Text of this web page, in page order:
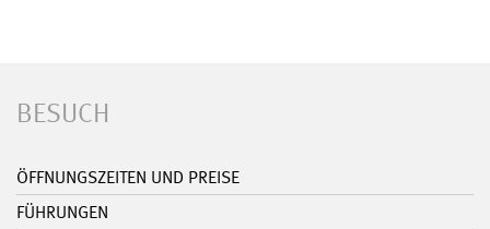
BESUCH
ÖFFNUNGSZEITEN UND PREISE
FÜHRUNGEN